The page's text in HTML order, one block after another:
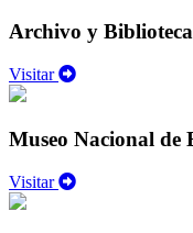
Archivo y
Visitar
Museo Nacional
Visitar